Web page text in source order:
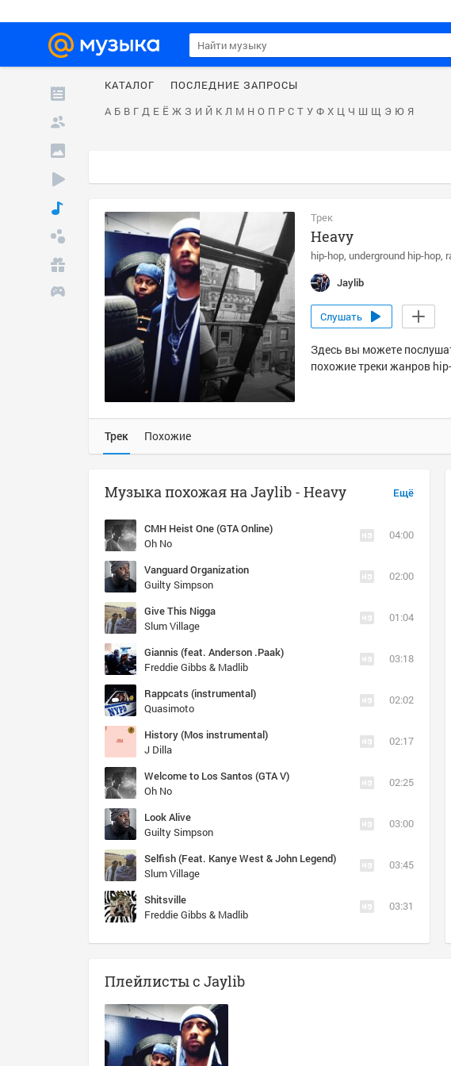
КАТАЛОГ
ПОСЛЕДНИЕ ЗАПРОСЫ
А Б В Г Д Е Ё Ж З И Й К Л М Н О П Р С Т У Ф Х Ц Ч Ш Щ Э Ю Я
Трек
Heavy
hip-hop underground hip-hop
Jaylib
Слушать
Здесь вы можете
похожие треки жанров
Трек Похожие
Ещё
Музыка похожая на Jaylib - Heavy
CMH Heist One (GTA Online)
Oh No
04:00
Vanguard Organization
Guilty Simpson
02:00
Give This Nigga
Slum Village
01:04
Giannis (feat. Anderson .Paak)
Freddie Gibbs & Madlib
03:18
Rappcats (instrumental)
Quasimoto
02:02
History (Mos instrumental)
J Dilla
02:17
Welcome to Los Santos (GTA V)
Oh No
02:25
Look Alive
Guilty Simpson
03:00
Selfish (Feat. Kanye West & John Legend)
Slum Village
03:45
Shitsville
Freddie Gibbs & Madlib
03:31
Плейлисты с Jaylib